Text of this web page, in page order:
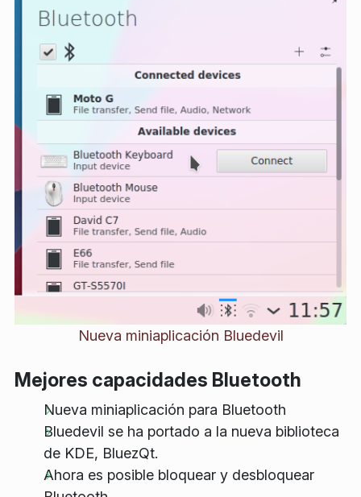
Nueva miniaplicación Bluedevil
Mejores capacidades Bluetooth
Nueva miniaplicación para Bluetooth
Bluedevil se ha portado a la nueva biblioteca
de KDE, BluezQt.
Ahora es posible bloquear y desbloquear